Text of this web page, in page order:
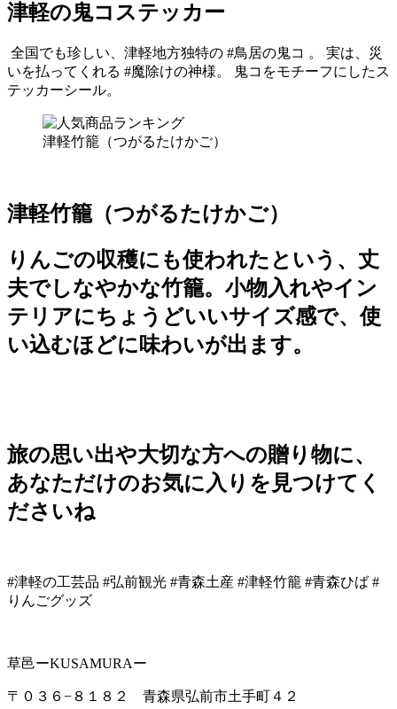
津軽の鬼コステッカー
全国でも珍しい、津軽地方独特の #鳥居の鬼コ 。 実は、災
いを払ってくれる #魔除けの神様。 鬼コをモチーフにしたス
テッカーシール。
津軽竹籠（つがるたけかご）
津軽竹籠（つがるたけかご）
りんごの収穫にも使われたという、丈
夫でしなやかな竹籠。小物入れやイン
テリアにちょうどいいサイズ感で、使
い込むほどに味わいが出ます。
旅の思い出や大切な方への贈り物に、
あなただけのお気に入りを見つけてく
ださいね
#津軽の工芸品 #弘前観光 #青森土産 #津軽竹籠 #青森ひば #
りんごグッズ
草邑ーKUSAMURAー
〒０３６−８１８２ 青森県弘前市土手町４２